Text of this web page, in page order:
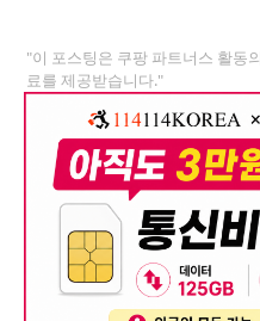
"이 포스팅은 쿠팡 파트너스 활동
료를 제공받습니다."